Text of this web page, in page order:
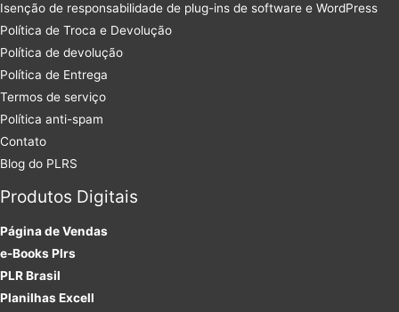
Isenção de responsabilidade de plug-ins de software e WordPress
Política de Troca e Devolução
Política de devolução
Política de Entrega
Termos de serviço
Política anti-spam
Contato
Blog do PLRS
Produtos Digitais
Página de Vendas
e-Books Plrs
PLR Brasil
Planilhas Excell